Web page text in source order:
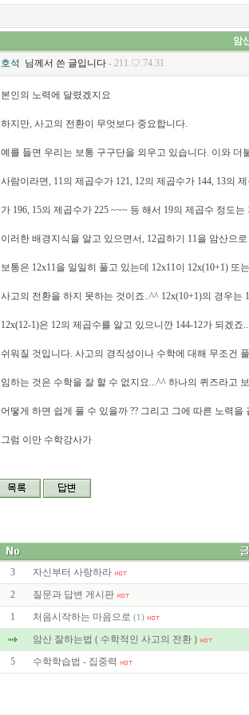
암
호석
님께서 쓴 글입니다 - 211.♡.74.31
본인의 노력에 달렸겠지요
하지만, 사고의 전환이 무엇보다 중요합니다.
예를 들면 우리는 보통 구구단을 외우고 있습니다. 이와 더
사람이라면, 11의 제곱수가 121, 12의 제곱수가 144, 13의
가 196, 15의 제곱수가 225 ~~~ 등 해서 19의 제곱수 정도
이러한 배경지식을 알고 있으면서, 12곱하기 11을 암산으
보통은 12x11을 일일히 풀고 있는데 12x11이 12x(10+1) 또
사고의 전환을 하지 못하는 것이죠..^^ 12x(10+1)의 경우는
12x(12-1)은 12의 제곱수를 알고 있으니깐 144-12가 되겠죠
쉬워질 것입니다. 사고의 경직성이나 수학에 대해 무조건
임하는 것은 수학을 잘 할 수 없지요...^^ 하나의 퀴즈라고
어떻게 하면 쉽게 풀 수 있을까 ?? 그리고 그에 따른 노력을
그럼 이만 수학강사가
3 자신부터 사랑하라
2
질문과 답변 게시판
1
처음시작하는 마음으로 (1)
암산 잘하는법 ( 수학적인 사고의 전환 )
5
수학학습법 - 집중력